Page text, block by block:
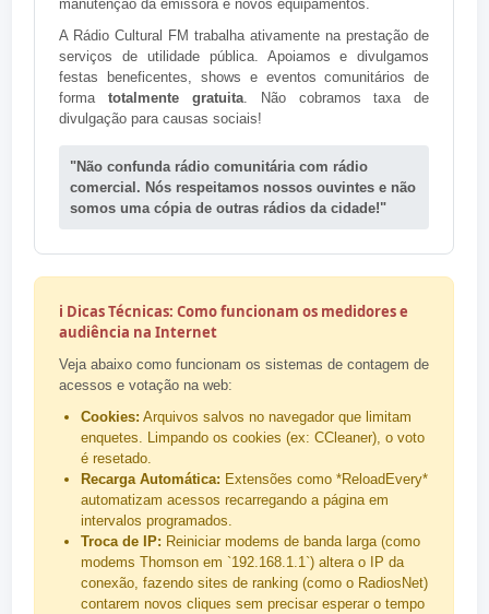
manutenção da emissora e novos equipamentos.
A Rádio Cultural FM trabalha ativamente na prestação de
serviços de utilidade pública. Apoiamos e divulgamos
festas beneficentes, shows e eventos comunitários de
formatotalmente gratuita. Não cobramos taxa de
divulgação para causas sociais!
"Não confunda rádio comunitária com rádio
comercial. Nós respeitamos nossos ouvintes e não
somos uma cópia de outras rádios da cidade!"
ℹ️ Dicas Técnicas: Como funcionam os medidores e
audiência na Internet
Veja abaixo como funcionam os sistemas de contagem de
acessos e votação na web:
Cookies: Arquivos salvos no navegador que limitam
enquetes. Limpando os cookies (ex: CCleaner), o voto
é resetado.
Recarga Automática: Extensões como *ReloadEvery*
automatizam acessos recarregando a página em
intervalos programados.
Troca de IP: Reiniciar modems de banda larga (como
modems Thomson em `192.168.1.1`) altera o IP da
conexão, fazendo sites de ranking (como o RadiosNet)
contarem novos cliques sem precisar esperar o tempo